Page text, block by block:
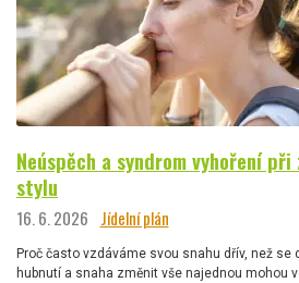
Neúspěch a syndrom vyhoření
stylu
16. 6. 2026 Jídelní plán
Proč často vzdáváme svou snahu dřív, než se
hubnutí a snaha změnit vše najednou mohou